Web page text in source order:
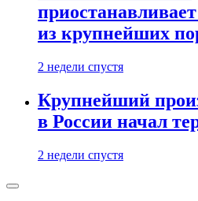
из крупнейших
2 недели спустя
Крупнейший
в России начал
2 недели спустя